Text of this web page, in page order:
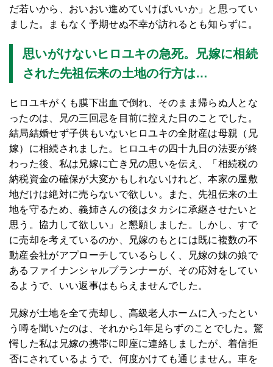
だ若いから、おいおい進めていけばいいか」と思ってい
ました。まもなく予期せぬ不幸が訪れるとも知らずに。
思いがけないヒロユキの急死。兄嫁に相続
された先祖伝来の土地の行方は…
ヒロユキがくも膜下出血で倒れ、そのまま帰らぬ人とな
ったのは、兄の三回忌を目前に控えた日のことでした。
結局結婚せず子供もいないヒロユキの全財産は母親（兄
嫁）に相続されました。ヒロユキの四十九日の法要が終
わった後、私は兄嫁に亡き兄の思いを伝え、「相続税の
納税資金の確保が大変かもしれないけれど、本家の屋敷
地だけは絶対に売らないで欲しい。また、先祖伝来の土
地を守るため、義姉さんの後はタカシに承継させたいと
思う。協力して欲しい」と懇願しました。しかし、すで
に売却を考えているのか、兄嫁のもとには既に複数の不
動産会社がアプローチしているらしく、兄嫁の妹の娘で
あるファイナンシャルプランナーが、その応対をしてい
るようで、いい返事はもらえませんでした。
兄嫁が土地を全て売却し、高級老人ホームに入ったとい
う噂を聞いたのは、それから1年足らずのことでした。驚
愕した私は兄嫁の携帯に即座に連絡しましたが、着信拒
否にされているようで、何度かけても通じません。車を